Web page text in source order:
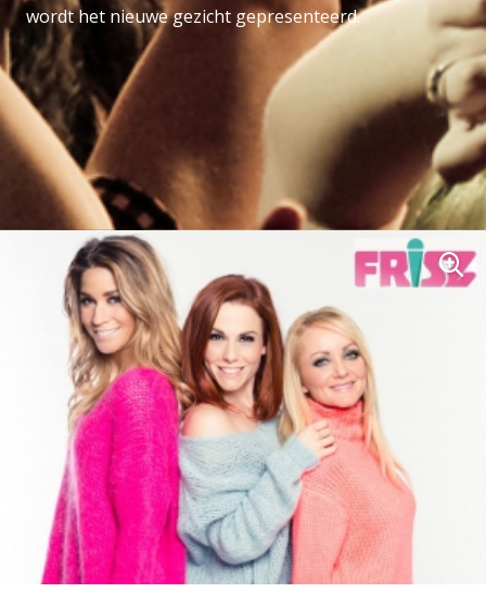
wordt het nieuwe gezicht gepresenteerd.